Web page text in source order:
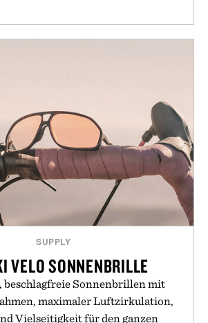
SUPPLY
VELO SONNENBRILLE
beschlagfreie Sonnenbrillen mit
maximaler Luftzirkulation,
Vielseitigkeit für den ganzen